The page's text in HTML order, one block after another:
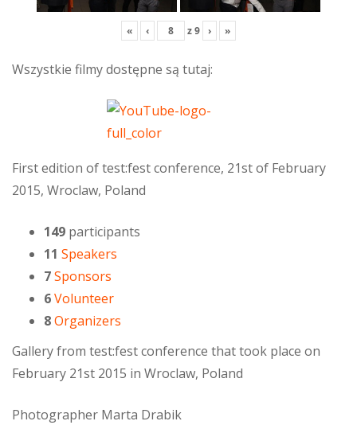
« ‹ z9 › »
Wszystkie filmy dostępne są tutaj:
First edition of test:fest conference, 21st of February
2015, Wroclaw, Poland
149 participants
11 Speakers
7Sponsors
6Volunteer
8Organizers
Gallery from test:fest conference that took place on
February 21st 2015 in Wroclaw, Poland
Photographer Marta Drabik